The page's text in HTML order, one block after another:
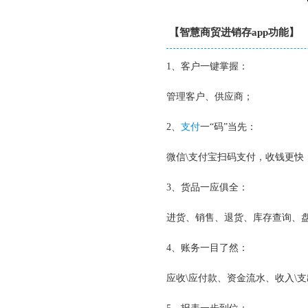
【智慧商贸进销存app功能】
1、客户一键掌握：
管理客户、供应商；
2、 支付一“码”当先：
微信\支付宝扫码支付，收钱更快
3、货品一应俱全：
进货、销售、退货、库存查询、
4、账务一目了然：
应收\应付款、资金流水、收入\支